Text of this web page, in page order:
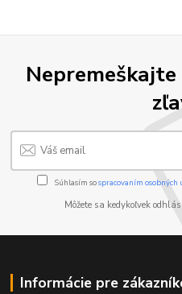
Nepremeškajte
Súhlasím sospracovaním osobných
Môžete sa kedykoľvek
Informácie pre